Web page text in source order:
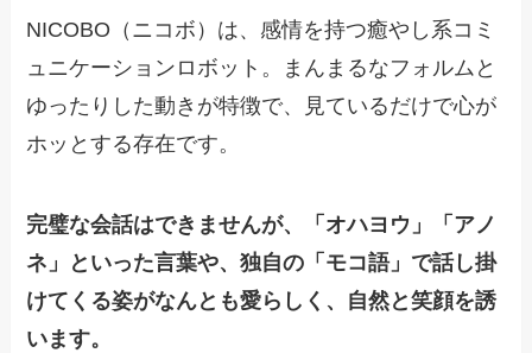
NICOBO（ニコボ）は、感情を持つ癒やし系コミ
ュニケーションロボット。まんまるなフォルムと
ゆったりした動きが特徴で、見ているだけで心が
ホッとする存在です。
完璧な会話はできませんが、「オハヨウ」「アノ
ネ」といった言葉や、独自の「モコ語」で話し掛
けてくる姿がなんとも愛らしく、自然と笑顔を誘
います。